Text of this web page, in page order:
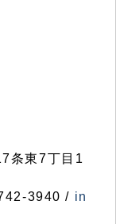
条東7丁目1
3940 / in